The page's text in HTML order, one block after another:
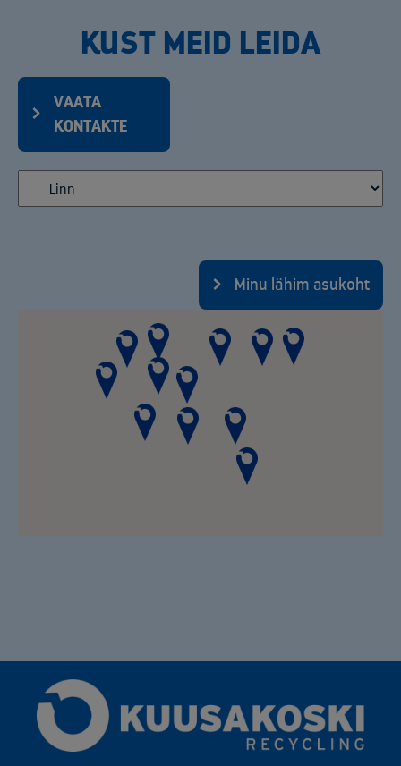
KUST MEID LEIDA
VAATA
KONTAKTE
Minu lähim asukoht